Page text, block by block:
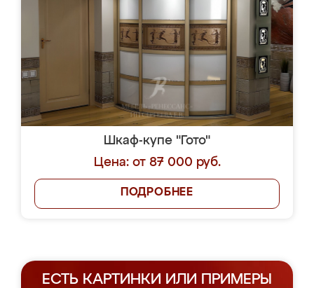
Шкаф-купе "Гото"
Цена: от 87 000 руб.
ПОДРОБНЕЕ
ЕСТЬ КАРТИНКИ ИЛИ ПРИМЕРЫ